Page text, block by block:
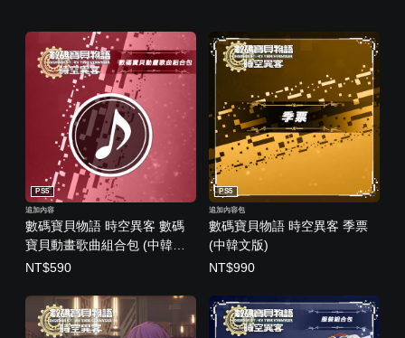
數碼寶貝物語 時空異客 數碼
寶貝動畫歌曲組合包 (中韓文
版)
PS5
追加內容
NT$590
數碼寶貝物語 時空異客 季票
(中韓文版)
PS5
追加內容包
NT$990